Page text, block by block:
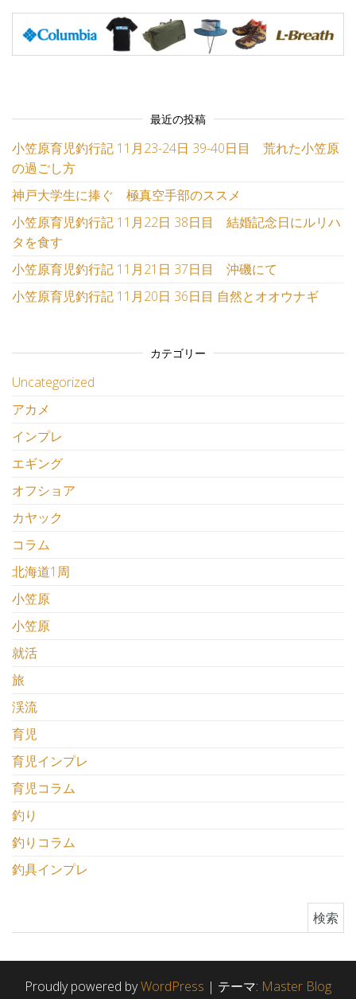
最近の投稿
小笠原育児釣行記 11月23-24日 39-40日目 荒れた小笠原
の過ごし方
神戸大学生に捧ぐ 極真空手部のススメ
小笠原育児釣行記 11月22日 38日目 結婚記念日にルリハ
タを食す
小笠原育児釣行記 11月21日 37日目 沖磯にて
小笠原育児釣行記 11月20日 36日目 自然とオオウナギ
カテゴリー
Uncategorized
アカメ
インプレ
エギング
オフショア
カヤック
コラム
北海道1周
小笠原
小笠原
就活
旅
渓流
育児
育児インプレ
育児コラム
釣り
釣りコラム
釣具インプレ
Proudly powered byWordPress | テーマ: Master Blog